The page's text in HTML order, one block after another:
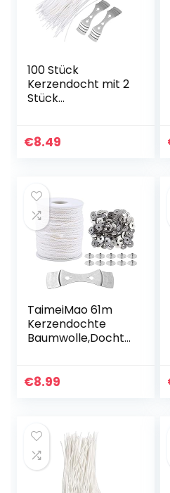
100 Stück
Kerzendocht mit 2
Stück
Gewachst, 15cm
€8.49
TaimeiMao 61m
Kerzendochte
Baumwolle,Dochte
e
cht…
€8.99